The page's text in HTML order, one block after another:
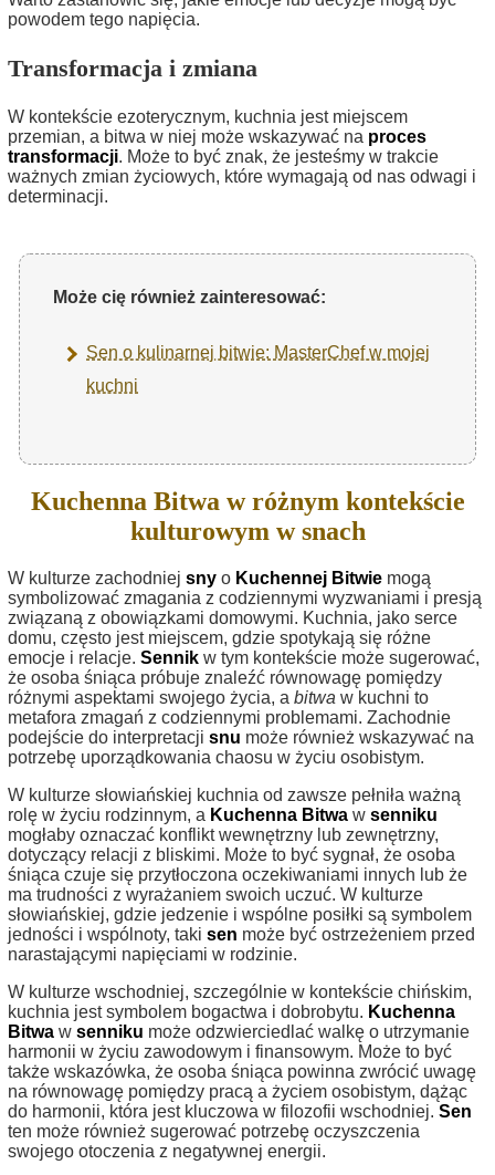
powodem tego napięcia.
Transformacja i zmiana
W kontekście ezoterycznym, kuchnia jest miejscem
przemian, a bitwa w niej może wskazywać na proces
transformacji. Może to być znak, że jesteśmy w trakcie
ważnych zmian życiowych, które wymagają od nas odwagi i
determinacji.
Może cię również zainteresować:
Sen o kulinarnej bitwie: MasterChef w mojej
kuchni
Kuchenna Bitwa w różnym kontekście
kulturowym w snach
W kulturze zachodniej sny o Kuchennej Bitwie mogą
symbolizować zmagania z codziennymi wyzwaniami i presją
związaną z obowiązkami domowymi. Kuchnia, jako serce
domu, często jest miejscem, gdzie spotykają się różne
emocje i relacje. Sennik w tym kontekście może sugerować,
że osoba śniąca próbuje znaleźć równowagę pomiędzy
różnymi aspektami swojego życia, a bitwa w kuchni to
metafora zmagań z codziennymi problemami. Zachodnie
podejście do interpretacji snu może również wskazywać na
potrzebę uporządkowania chaosu w życiu osobistym.
W kulturze słowiańskiej kuchnia od zawsze pełniła ważną
rolę w życiu rodzinnym, a Kuchenna Bitwa w senniku
mogłaby oznaczać konflikt wewnętrzny lub zewnętrzny,
dotyczący relacji z bliskimi. Może to być sygnał, że osoba
śniąca czuje się przytłoczona oczekiwaniami innych lub że
ma trudności z wyrażaniem swoich uczuć. W kulturze
słowiańskiej, gdzie jedzenie i wspólne posiłki są symbolem
jedności i wspólnoty, taki sen może być ostrzeżeniem przed
narastającymi napięciami w rodzinie.
W kulturze wschodniej, szczególnie w kontekście chińskim,
kuchnia jest symbolem bogactwa i dobrobytu. Kuchenna
Bitwa w senniku może odzwierciedlać walkę o utrzymanie
harmonii w życiu zawodowym i finansowym. Może to być
także wskazówka, że osoba śniąca powinna zwrócić uwagę
na równowagę pomiędzy pracą a życiem osobistym, dążąc
do harmonii, która jest kluczowa w filozofii wschodniej. Sen
ten może również sugerować potrzebę oczyszczenia
swojego otoczenia z negatywnej energii.